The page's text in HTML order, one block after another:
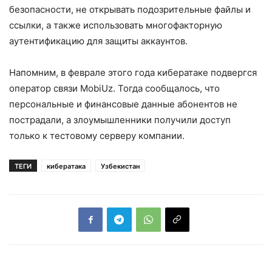
безопасности, не открывать подозрительные файлы и
ссылки, а также использовать многофакторную
аутентификацию для защиты аккаунтов.
Напомним, в феврале этого года кибератаке подвергся
оператор связи MobiUz. Тогда сообщалось, что
персональные и финансовые данные абонентов не
пострадали, а злоумышленники получили доступ
только к тестовому серверу компании.
ТЕГИ кибератака Узбекистан